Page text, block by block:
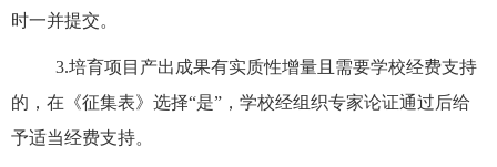
时一并提交。
3.培育项目产出成果有实质性增量且需要学校经费支持
的，在《征集表》选择“是” ，学校经组织专家论证通过后给
予适当经费支持。